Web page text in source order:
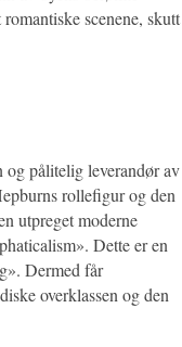
scenene, skutt
og pålitelig leverandør av
rollefigur og den
utpreget moderne
Dette er en
Dermed får
overklassen og den